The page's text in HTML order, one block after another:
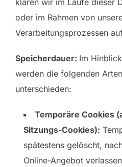
klären wir im Laufe dieser
oder im Rahmen von
Verarbeitungsprozessen
Speicherdauer: Im
werden die folgenden
unterschieden:
Temporäre Cookies
Sitzungs-Cookies):
spätestens gelöscht,
Online-Angebot